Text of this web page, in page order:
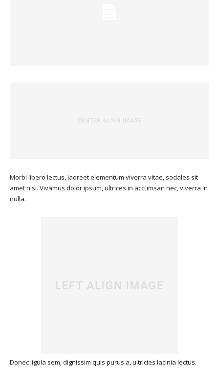
Morbi libero lectus, laoreet elementum viverra vitae, sodales sit
amet nisi. Vivamus dolor ipsum, ultrices in accumsan nec, viverra in
nulla.
Donec ligula sem, dignissim quis purus a, ultricies lacinia lectus.